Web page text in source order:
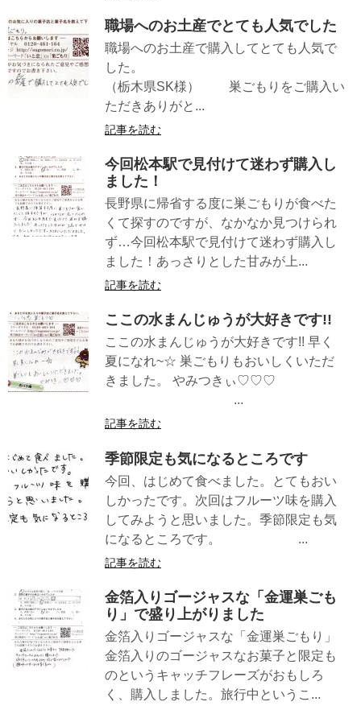
職場へのお土産でとても人気でした
職場へのお土産で購入してとても人気で
した。
（栃木県SK様） 巣ごもりをご購入い
ただきありがと...
記事を読む
今回松本駅で見付けて迷わず購入し
ました！
長野県に帰省する度に巣ごもりが食べた
くて探すのですが、なかなか見つけられ
ず…今回松本駅で見付けて迷わず購入し
ました！あっさりとした甘みが上...
記事を読む
ここの水まんじゅうが大好きです!!
ここの水まんじゅうが大好きです!! 早く
夏になれ~☆ 巣ごもりもおいしくいただ
きました。 やみつきぃ♡♡♡
...
記事を読む
季節限定も気になるところです
今回、はじめて食べました。とてもおい
しかったです。次回はフルーツ味を購入
してみようと思いました。季節限定も気
になるところです。 ...
記事を読む
金箔入りゴージャスな「金運巣ごも
り」で盛り上がりました
金箔入りゴージャスな「金運巣ごもり」
金箔入りのゴージャスなお菓子と限定も
のというキャッチフレーズがおもしろ
く、購入しました。旅行中というこ...